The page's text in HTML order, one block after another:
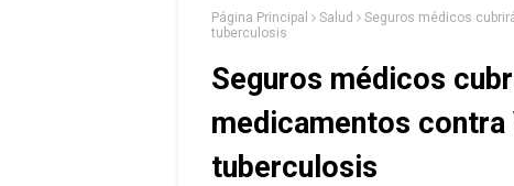
Página Principal Salud
Seguros médicos
tuberculosis
Seguros médicos
medicamentos
tuberculosis